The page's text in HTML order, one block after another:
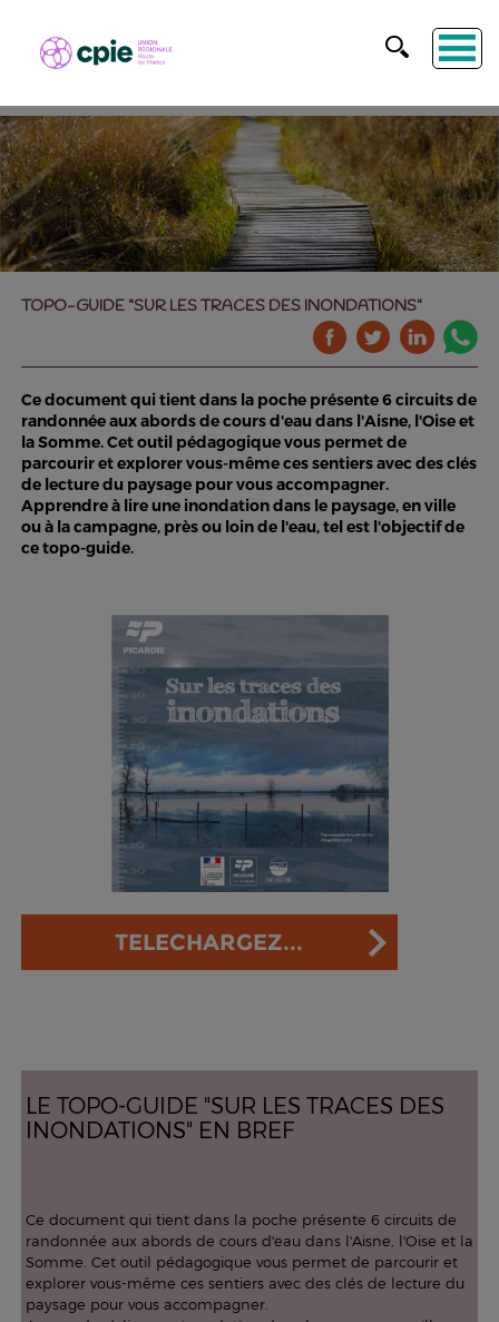
TOPO-GUIDE "SUR LES TRACES DES INONDATIONS"
Ce document qui tient dans la poche présente 6 circuits de
randonnée aux abords de cours d'eau dans l'Aisne, l'Oise et
la Somme. Cet outil pédagogique vous permet de
parcourir et explorer vous-même ces sentiers avec des clés
de lecture du paysage pour vous accompagner.
Apprendre à lire une inondation dans le paysage, en ville
ou à la campagne, près ou loin de l'eau, tel est l'objectif de
ce topo-guide.
TELECHARGEZ...
LE TOPO-GUIDE "SUR LES TRACES DES
INONDATIONS" EN BREF
Ce document qui tient dans la poche présente 6 circuits de
randonnée aux abords de cours d'eau dans l'Aisne, l'Oise et la
Somme. Cet outil pédagogique vous permet de parcourir et
explorer vous-même ces sentiers avec des clés de lecture du
paysage pour vous accompagner.